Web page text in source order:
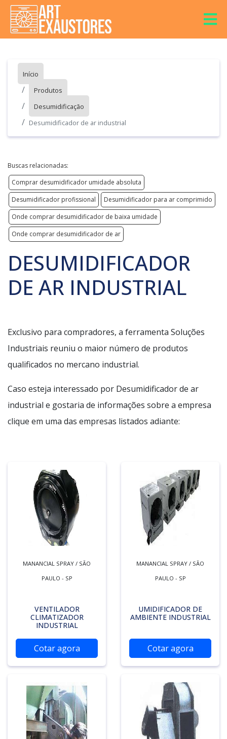
Início
Produtos
Desumidificação
Desumidificador de ar industrial
Buscas relacionadas:
Comprar desumidificador umidade absoluta
Desumidificador profissional
Desumidificador para ar comprimido
Onde comprar desumidificador de baixa umidade
Onde comprar desumidificador de ar
DESUMIDIFICADOR
DE AR INDUSTRIAL
Exclusivo para compradores, a ferramenta Soluções
Industriais reuniu o maior número de produtos
qualificados no mercano industrial.
Caso esteja interessado por Desumidificador de ar
industrial e gostaria de informações sobre a empresa
clique em uma das empresas listados adiante:
MANANCIAL SPRAY / SÃO
PAULO - SP
VENTILADOR
CLIMATIZADOR
INDUSTRIAL
Cotar agora
MANANCIAL SPRAY / SÃO
PAULO - SP
UMIDIFICADOR DE
AMBIENTE INDUSTRIAL
Cotar agora